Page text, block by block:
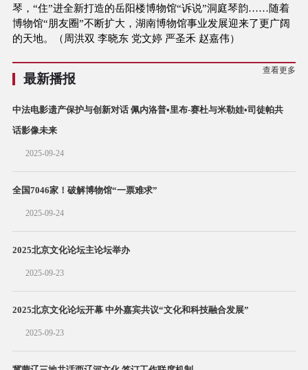
琴，“住”进全新打造的岳阳楼博物馆“诉说”洞庭琴韵……随着
博物馆“朋友圈”不断扩大，湖南博物馆事业发展迎来了更广阔
的天地。（周洪双 李晓东 党文婷 严圣禾 赵嘉伟）
最新播报
查看更多
中法电影遗产保护与创新对话 佩内洛普•里布-赛杜与米勒娃•司徒帕共
话影像未来
2025-09-24
全国7046家！破解博物馆“一票难求”
2025-09-24
2025北京文化论坛主论坛举办
2025-09-23
2025北京文化论坛开幕 中外嘉宾共议“文化和科技融合发展”
2025-09-23